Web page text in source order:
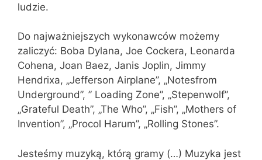
ludzie.
Do najważniejszych wykonawców możemy
zaliczyć: Boba Dylana, Joe Cockera, Leonarda
Cohena, Joan Baez, Janis Joplin, Jimmy
Hendrixa, „Jefferson Airplane”, „Notesfrom
Underground”, ” Loading Zone”, „Stepenwolf”,
„Grateful Death”, „The Who”, „Fish”, „Mothers of
Invention”, „Procol Harum”, „Rolling Stones”.
Jesteśmy muzyką, którą gramy (…) Muzyka jest